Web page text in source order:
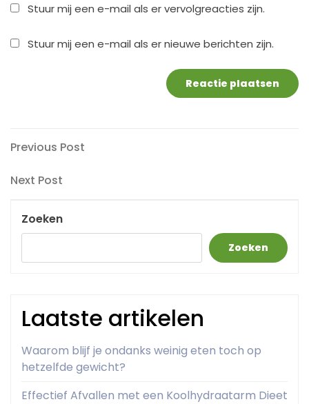
Stuur mij een e-mail als er vervolgreacties zijn.
Stuur mij een e-mail als er nieuwe berichten zijn.
Berichtnavigatie
Previous
Previous Post
Next
Next Post
Zoeken
Zoeken
Laatste artikelen
Waarom blijf je ondanks weinig eten toch op
hetzelfde gewicht?
Effectief Afvallen met een Koolhydraatarm Dieet